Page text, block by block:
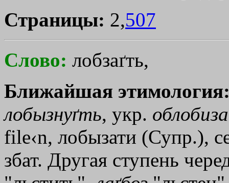
Страницы: 2,507
Слово: лобзаґть,
Ближайшая
лобызнуґть, укр.
file‹n, лобызати (Супр.),
збат. Другая ступень